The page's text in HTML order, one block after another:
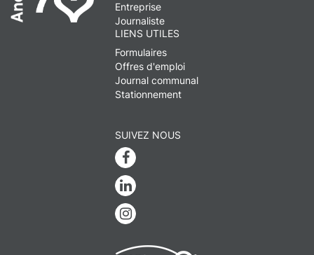
Entreprise
Journaliste
LIENS UTILES
Formulaires
Offres d'emploi
Journal communal
Stationnement
SUIVEZ NOUS
Facebook
Linkedin
Instagram